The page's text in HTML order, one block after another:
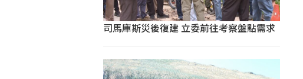
司馬庫斯災後復建 立委前往考察盤點需求